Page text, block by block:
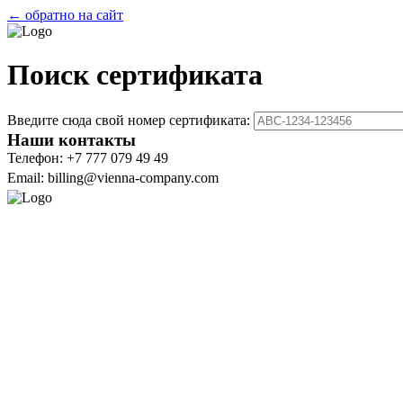
← обратно на сайт
Поиск сертификата
Введите сюда свой номер сертификата:
Наши контакты
Телефон: +7 777 079 49 49
Email: billing@vienna-company.com